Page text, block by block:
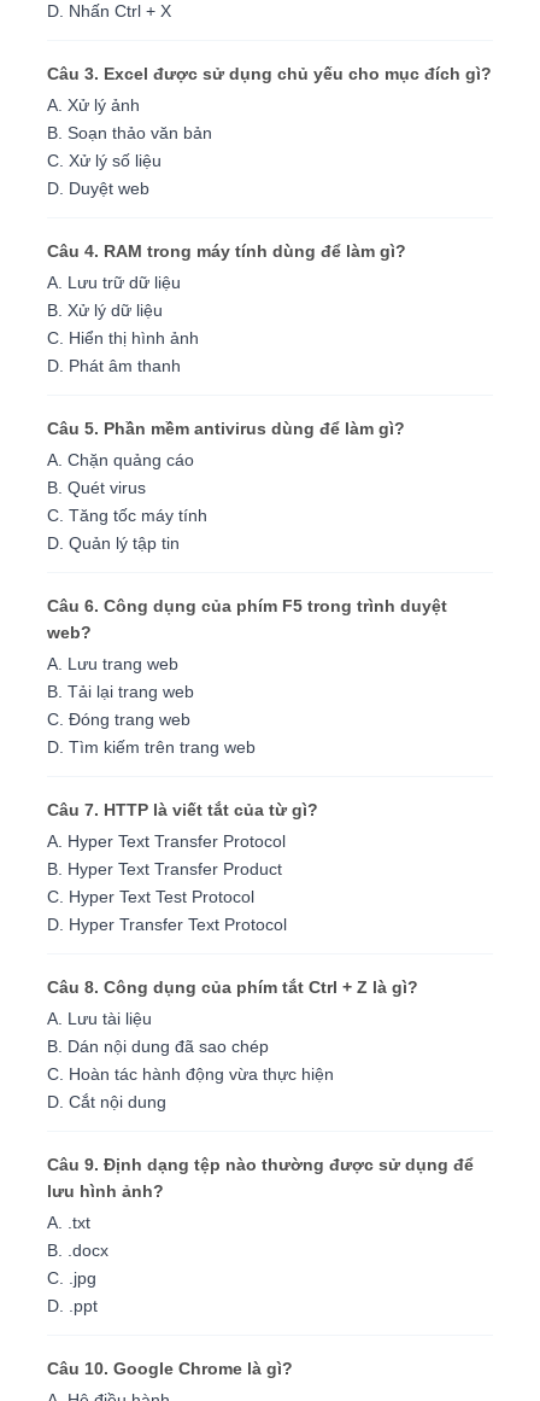
D. Nhấn Ctrl + X
Câu 3. Excel được sử dụng chủ yếu cho mục đích gì?
A. Xử lý ảnh
B. Soạn thảo văn bản
C. Xử lý số liệu
D. Duyệt web
Câu 4. RAM trong máy tính dùng để làm gì?
A. Lưu trữ dữ liệu
B. Xử lý dữ liệu
C. Hiển thị hình ảnh
D. Phát âm thanh
Câu 5. Phần mềm antivirus dùng để làm gì?
A. Chặn quảng cáo
B. Quét virus
C. Tăng tốc máy tính
D. Quản lý tập tin
Câu 6. Công dụng của phím F5 trong trình duyệt
web?
A. Lưu trang web
B. Tải lại trang web
C. Đóng trang web
D. Tìm kiếm trên trang web
Câu 7. HTTP là viết tắt của từ gì?
A. Hyper Text Transfer Protocol
B. Hyper Text Transfer Product
C. Hyper Text Test Protocol
D. Hyper Transfer Text Protocol
Câu 8. Công dụng của phím tắt Ctrl + Z là gì?
A. Lưu tài liệu
B. Dán nội dung đã sao chép
C. Hoàn tác hành động vừa thực hiện
D. Cắt nội dung
Câu 9. Định dạng tệp nào thường được sử dụng để
lưu hình ảnh?
A. .txt
B. .docx
C. .jpg
D. .ppt
Câu 10. Google Chrome là gì?